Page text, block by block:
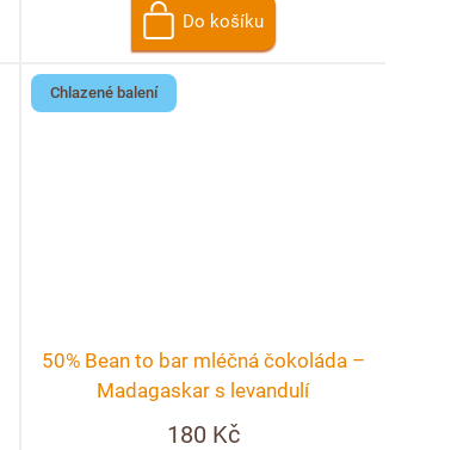
Do košíku
Chlazené balení
50% Bean to bar mléčná čokoláda –
Madagaskar s levandulí
180 Kč